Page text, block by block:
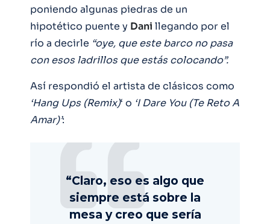
poniendo algunas piedras de un
hipotético puente y Dani llegando por el
río a decirle “oye, que este barco no pasa
con esos ladrillos que estás colocando”.
Así respondió el artista de clásicos como
‘Hang Ups (Remix)‘ o ‘I Dare You (Te Reto A
Amar)’:
“Claro, eso es algo que
siempre está sobre la
mesa y creo que sería